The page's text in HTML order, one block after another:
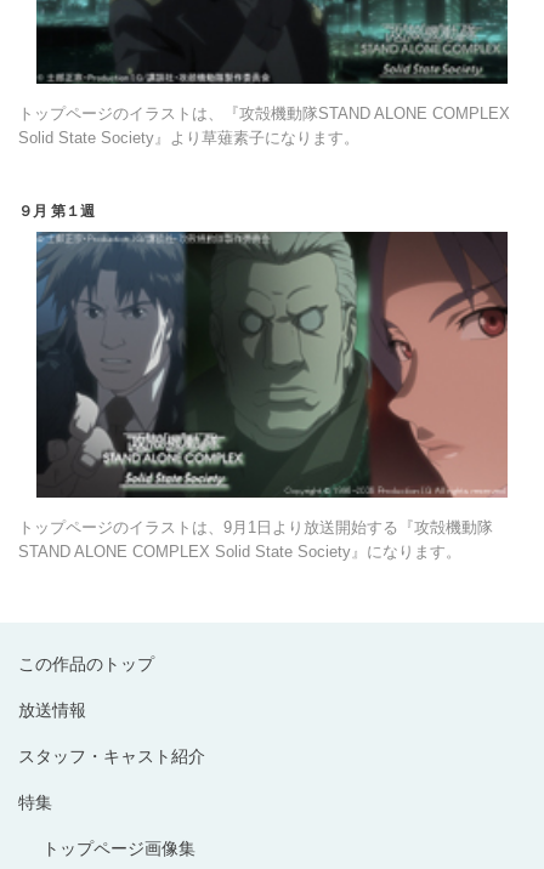
この作品のトップ
放送情報
スタッフ・キャスト紹介
特集
トップページ画像集
トップページのイラストは、『攻殻機動隊STAND ALONE COMPLEX
Solid State Society』より草薙素子になります。
９月 第１週
トップページのイラストは、9月1日より放送開始する『攻殻機動隊
STAND ALONE COMPLEX Solid State Society』になります。